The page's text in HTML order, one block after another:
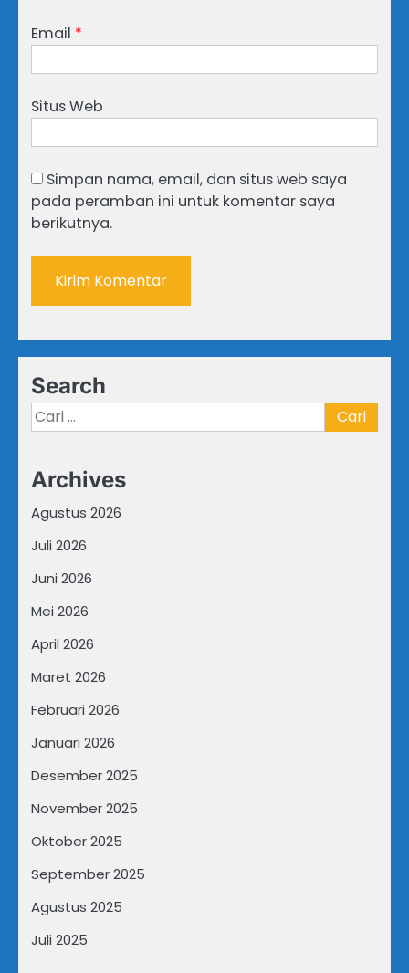
Email *
Situs Web
Simpan nama, email, dan situs web saya
pada peramban ini untuk komentar saya
berikutnya.
Search
Cari
untuk:
Archives
Agustus 2026
Juli 2026
Juni 2026
Mei 2026
April 2026
Maret 2026
Februari 2026
Januari 2026
Desember 2025
November 2025
Oktober 2025
September 2025
Agustus 2025
Juli 2025